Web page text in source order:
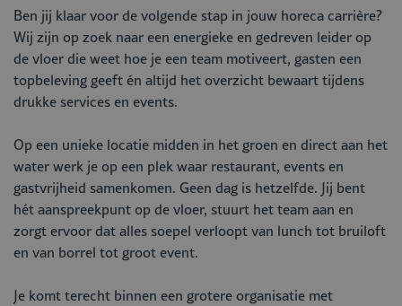
Ben jij klaar voor de volgende stap in jouw horeca carrière?
Wij zijn op zoek naar een energieke en gedreven leider op
de vloer die weet hoe je een team motiveert, gasten een
topbeleving geeft én altijd het overzicht bewaart tijdens
drukke services en events.
Op een unieke locatie midden in het groen en direct aan het
water werk je op een plek waar restaurant, events en
gastvrijheid samenkomen. Geen dag is hetzelfde. Jij bent
hét aanspreekpunt op de vloer, stuurt het team aan en
zorgt ervoor dat alles soepel verloopt van lunch tot bruiloft
en van borrel tot groot event.
Je komt terecht binnen een grotere organisatie met